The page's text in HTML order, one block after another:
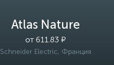
Atlas Nature
от 611.83 ₽
Schneider Electric, Франция